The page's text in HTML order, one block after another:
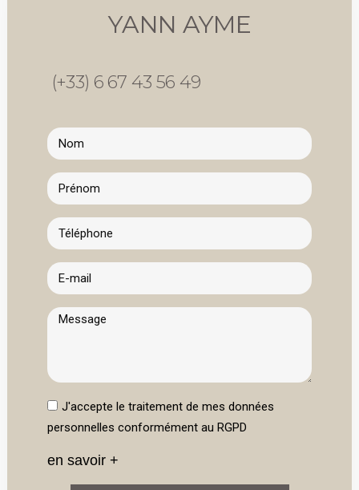
YANN AYME
(+33) 6 67 43 56 49
J'accepte le traitement de mes données
personnelles conformément au RGPD
en savoir +